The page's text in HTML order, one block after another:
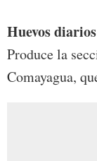
Huevos diarios
Produce la
Comayagua,